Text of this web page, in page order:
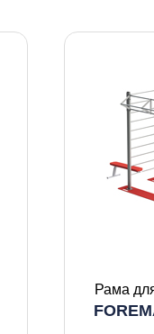
Рама